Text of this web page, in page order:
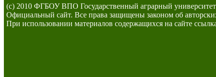
(c) 2010 ФГБОУ ВПО Государственный аграрный университет
Официальный сайт. Все права защищены законом об
При использовании материалов содержащихся на сайте